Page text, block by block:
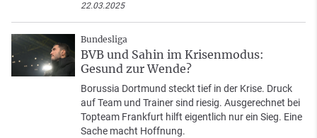
22.03.2025
Bundesliga
BVB und Sahin im Krisenmodus:
Gesund zur Wende?
Borussia Dortmund steckt tief in der Krise. Druck
auf Team und Trainer sind riesig. Ausgerechnet bei
Topteam Frankfurt hilft eigentlich nur ein Sieg. Eine
Sache macht Hoffnung.